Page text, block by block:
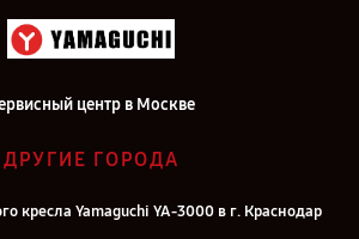
центр в Москве
ДРУГИЕ ГОРОДА
кресла Yamaguchi YA-3000 в г. Краснодар